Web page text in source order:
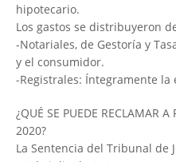
hipotecario.
Los gastos se distribuyeron
-Notariales, de Gestoría y
y el consumidor.
-Registrales: Íntegramente la
¿QUÉ SE PUEDE RECLAMAR
2020?
La Sentencia del Tribunal de